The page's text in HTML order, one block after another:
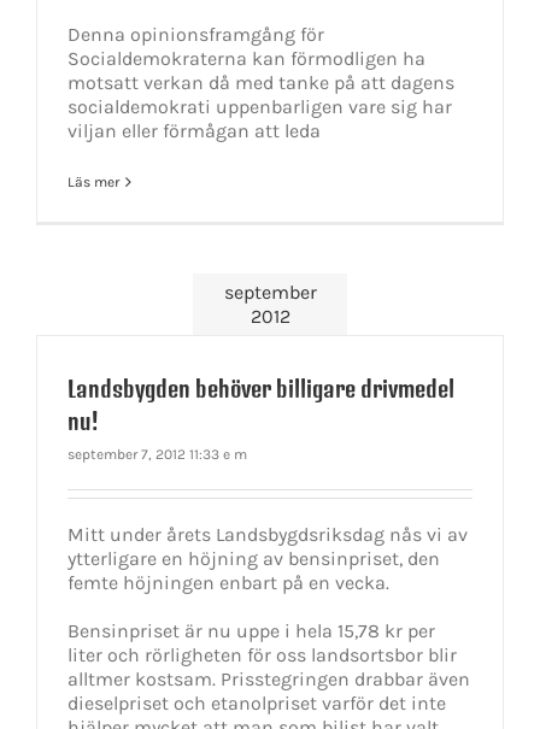
Denna opinionsframgång för
Socialdemokraterna kan förmodligen ha
motsatt verkan då med tanke på att dagens
socialdemokrati uppenbarligen vare sig har
viljan eller förmågan att leda
Läs mer
september
2012
Landsbygden behöver billigare drivmedel
nu!
september 7, 2012 11:33 e m
Mitt under årets Landsbygdsriksdag nås vi av
ytterligare en höjning av bensinpriset, den
femte höjningen enbart på en vecka.
Bensinpriset är nu uppe i hela 15,78 kr per
liter och rörligheten för oss landsortsbor blir
alltmer kostsam. Prisstegringen drabbar även
dieselpriset och etanolpriset varför det inte